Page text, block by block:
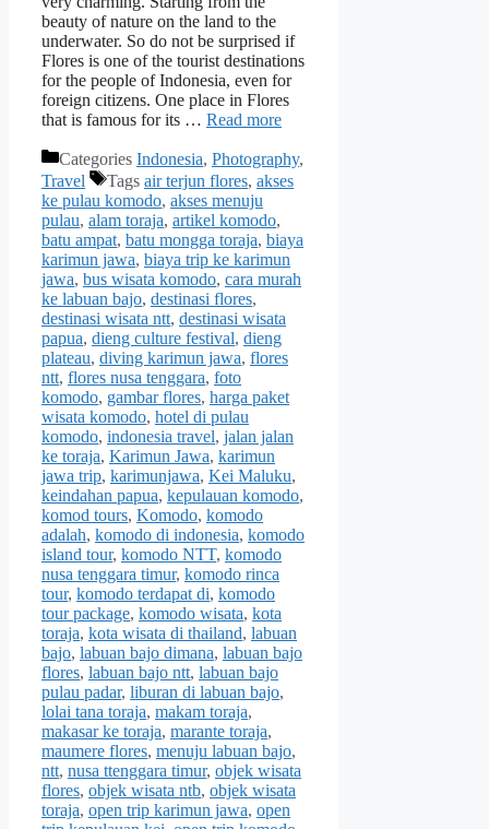
beauty of nature on the land to the
underwater. So do not be surprised if
Flores is one of the tourist destinations
for the people of Indonesia, even for
foreign citizens. One place in Flores
that is famous for its … Read more
Categories Indonesia, Photography,
Travel
Tags air terjun flores, akses
ke pulau komodo, akses menuju
pulau, alam toraja, artikel komodo,
batu ampat, batu mongga toraja, biaya
karimun jawa, biaya trip ke karimun
jawa, bus wisata komodo, cara murah
ke labuan bajo, destinasi flores,
destinasi wisata ntt, destinasi wisata
papua, dieng culture festival, dieng
plateau, diving karimun jawa, flores
ntt, flores nusa tenggara, foto
komodo, gambar flores, harga paket
wisata komodo, hotel di pulau
komodo, indonesia travel, jalan jalan
ke toraja, Karimun Jawa, karimun
jawa trip, karimunjawa, Kei Maluku,
keindahan papua, kepulauan komodo,
komod tours, Komodo, komodo
adalah, komodo di indonesia, komodo
island tour, komodo NTT, komodo
nusa tenggara timur, komodo rinca
tour, komodo terdapat di, komodo
tour package, komodo wisata, kota
toraja, kota wisata di thailand, labuan
bajo, labuan bajo dimana, labuan bajo
flores, labuan bajo ntt, labuan bajo
pulau padar, liburan di labuan bajo,
lolai tana toraja, makam toraja,
makasar ke toraja, marante toraja,
maumere flores, menuju labuan bajo,
ntt, nusa ttenggara timur, objek wisata
flores, objek wisata ntb, objek wisata
toraja, open trip karimun jawa, open